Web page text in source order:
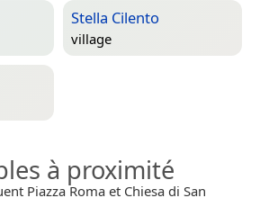
Stella Cilento
village
à proximité
Piazza Roma et Chiesa di San